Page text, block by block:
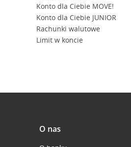
Konto dla Ciebie MOVE!
Konto dla Ciebie JUNIOR
Rachunki walutowe
Limit w koncie
O nas